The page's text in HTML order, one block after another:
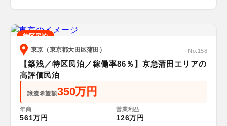
特区民泊
東京（東京都大田区蒲田）
No.158
【築浅／特区民泊／稼働率86％】京急蒲田エリアの
高評価民泊
譲渡希望額350万円
年商
561万円
営業利益
126万円